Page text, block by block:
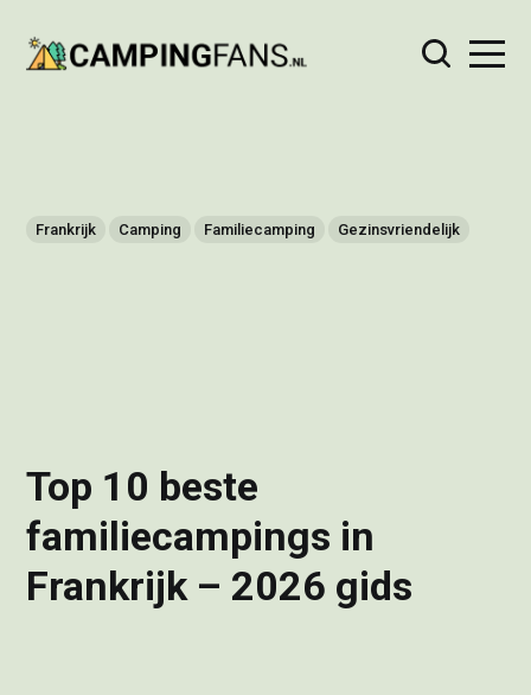
Frankrijk Camping Familiecamping Gezinsvriendelijk
Top 10 beste
familiecampings in
Frankrijk – 2026 gids